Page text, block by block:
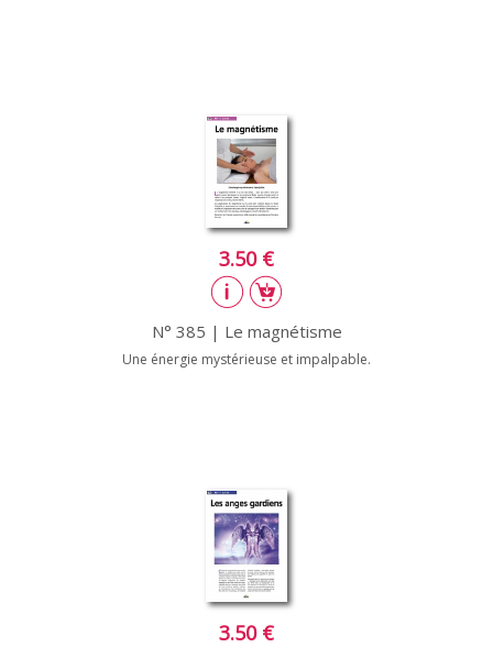
3.50 €
N° 385 | Le magnétisme
Une énergie mystérieuse et impalpable.
3.50 €